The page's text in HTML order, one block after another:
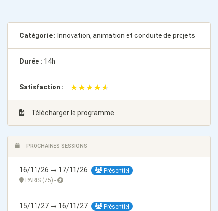
Catégorie : Innovation, animation et conduite de projets
Durée : 14h
Satisfaction : ★★★★★
★★★★★
Télécharger le programme
PROCHAINES SESSIONS
16/11/26 → 17/11/26
Présentiel
PARIS (75) -
15/11/27 → 16/11/27 Présentiel